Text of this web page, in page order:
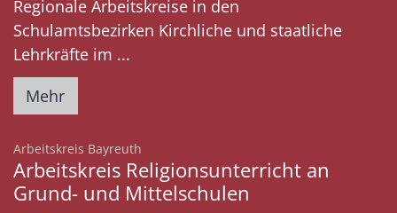
Regionale Arbeitskreise in den
Schulamtsbezirken Kirchliche und staatliche
Lehrkräfte im ...
Mehr
Arbeitskreis Bayreuth
Arbeitskreis Religionsunterricht an
Grund- und Mittelschulen